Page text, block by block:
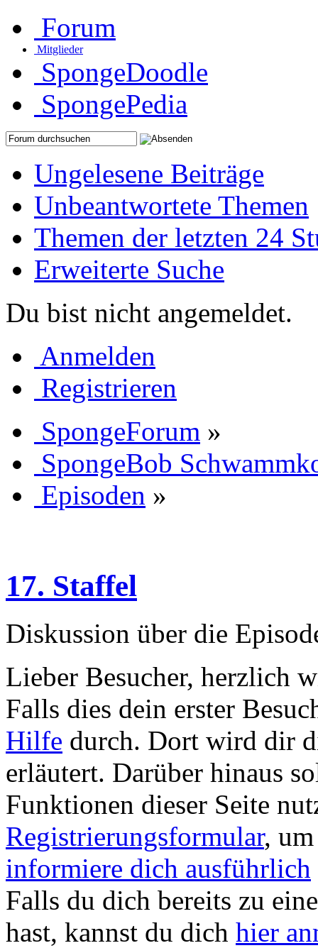
Forum
Mitglieder
SpongeDoodle
SpongePedia
Ungelesene Beiträge
Unbeantwortete Themen
Themen der letzten 24
Erweiterte Suche
Du bist nicht angemeldet.
Anmelden
Registrieren
SpongeForum »
SpongeBob
Episoden »
17. Staffel
Diskussion über die
Lieber Besucher, herzlich
Falls dies dein erster
Hilfe durch. Dort wird dir
erläutert. Darüber hinaus
Funktionen dieser Seite
Registrierungsformular,
informiere dich ausführlich
Falls du dich bereits zu
hast, kannst du dich hier